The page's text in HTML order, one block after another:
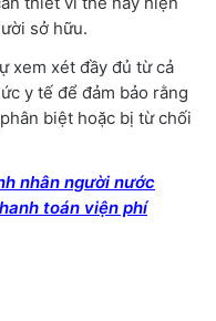
sở hữu.
xem xét đầy đủ từ cả
y tế để đảm bảo rằng
biệt hoặc bị từ chối
nhân người nước
toán viện phí